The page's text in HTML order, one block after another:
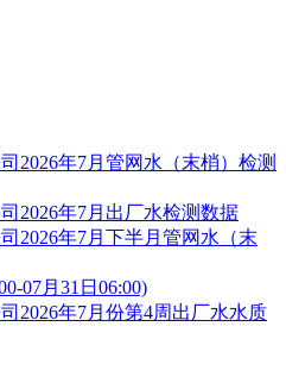
2026年7月管网水（末梢）检测
2026年7月出厂水检测数据
2026年7月下半月管网水（末
07月31日06:00)
2026年7月份第4周出厂水水质